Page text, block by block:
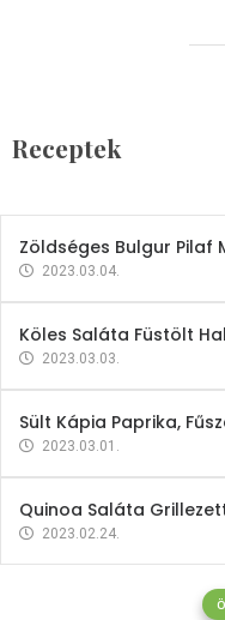
Receptek
2023.03.06.
Zöldséges Bulgur Pilaf
2023.03.04.
Köles Saláta Füstölt
2023.03.03.
Sült Kápia Paprika,
2023.03.01.
Quinoa Saláta
2023.02.24.
Gyógynövények